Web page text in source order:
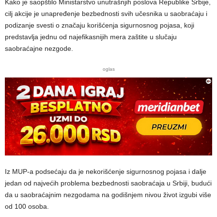
Kako je saopštilo Ministarstvo unutrašnjih poslova Republike Srbije,
cilj akcije je unapređenje bezbednosti svih učesnika u saobraćaju i
podizanje svesti o značaju korišćenja sigurnosnog pojasa, koji
predstavlja jednu od najefikasnijih mera zaštite u slučaju
saobraćajne nezgode.
oglas
Iz MUP-a podsećaju da je nekorišćenje sigurnosnog pojasa i dalje
jedan od najvećih problema bezbednosti saobraćaja u Srbiji, budući
da u saobraćajnim nezgodama na godišnjem nivou život izgubi više
od 100 osoba.